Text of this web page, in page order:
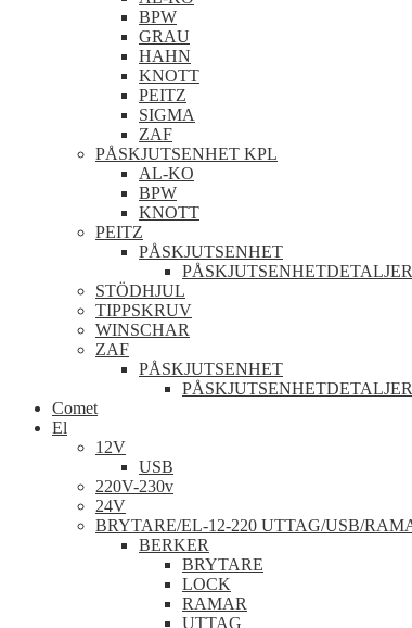
BPW
GRAU
HAHN
KNOTT
PEITZ
SIGMA
ZAF
PÅSKJUTSENHET KPL
AL-KO
BPW
KNOTT
PEITZ
PÅSKJUTSENHET
PÅSKJUTSENHETDETALJER
STÖDHJUL
TIPPSKRUV
WINSCHAR
ZAF
PÅSKJUTSENHET
PÅSKJUTSENHETDETALJER
Comet
El
12V
USB
220V-230v
24V
BRYTARE/EL-12-220 UTTAG/USB/
BERKER
BRYTARE
LOCK
RAMAR
UTTAG